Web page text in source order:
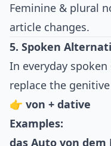
Feminine & plural
article changes.
5. Spoken
In everyday
replace the
👉 von + dative
Examples:
das Auto von dem